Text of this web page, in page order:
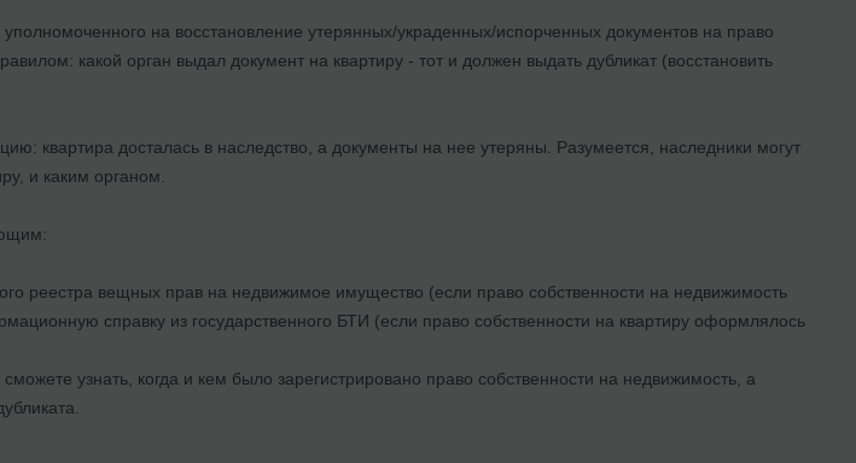
на восстановление утерянных/украденных/испорченных документов на право
какой орган выдал документ на квартиру - тот и должен выдать дубликат (восстановить
квартира досталась в наследство, а документы на нее утеряны. Разумеется, наследники могут
и каким органом.
реестра вещных прав на недвижимое имущество (если право собственности на недвижимость
справку из государственного БТИ (если право собственности на квартиру оформлялось
узнать, когда и кем было зарегистрировано право собственности на недвижимость, а